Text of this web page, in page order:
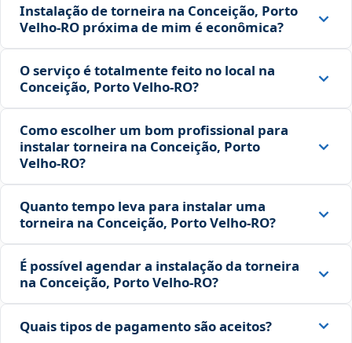
Instalação de torneira na Conceição, Porto
Velho‑RO próxima de mim é econômica?
O serviço é totalmente feito no local na
Conceição, Porto Velho‑RO?
Como escolher um bom profissional para
instalar torneira na Conceição, Porto
Velho‑RO?
Quanto tempo leva para instalar uma
torneira na Conceição, Porto Velho‑RO?
É possível agendar a instalação da torneira
na Conceição, Porto Velho‑RO?
Quais tipos de pagamento são aceitos?